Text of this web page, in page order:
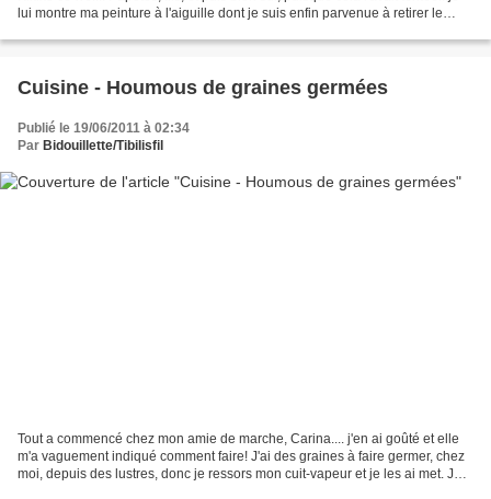
lui montre ma peinture à l'aiguille dont je suis enfin parvenue à retirer le
Cuisine - Houmous de graines germées
Publié le 19/06/2011 à 02:34
Par Bidouillette/Tibilisfil
Tout a commencé chez mon amie de marche, Carina.... j'en ai goûté et elle
m'a vaguement indiqué comment faire! J'ai des graines à faire germer, chez
moi, depuis des lustres, donc je ressors mon cuit-vapeur et je les ai met. Je